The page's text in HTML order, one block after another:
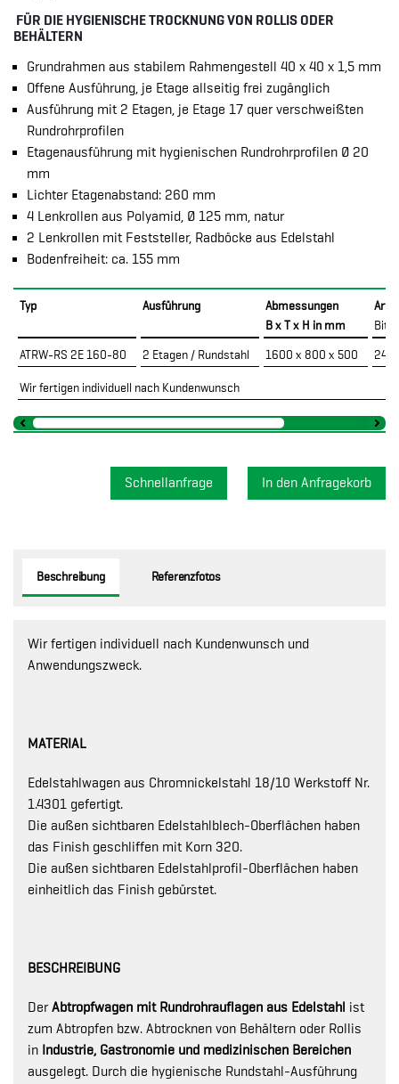
FÜR DIE HYGIENISCHE TROCKNUNG VON ROLLIS ODER
BEHÄLTERN
Grundrahmen aus stabilem Rahmengestell 40 x 40 x 1,5 mm
Offene Ausführung, je Etage allseitig frei zugänglich
Ausführung mit 2 Etagen, je Etage 17 quer verschweißten
Rundrohrprofilen
Etagenausführung mit hygienischen Rundrohrprofilen Ø 20
mm
Lichter Etagenabstand: 260 mm
4 Lenkrollen aus Polyamid, Ø 125 mm, natur
2 Lenkrollen mit Feststeller, Radböcke aus Edelstahl
Bodenfreiheit: ca. 155 mm
Typ Ausführung
Abmessungen
B x T x H in mm
ATRW-RS 2E 160-80 2 Etagen / Rundstahl 1600 x 800 x 500 24-
Wir fertigen individuell nach Kundenwunsch
Schnellanfrage
Beschreibung Referenzfotos
Wir fertigen individuell nach Kundenwunsch und
Anwendungszweck.
MATERIAL
Edelstahlwagen aus Chromnickelstahl 18/10 Werkstoff Nr.
1.4301 gefertigt.
Die außen sichtbaren Edelstahlblech-Oberflächen haben
das Finish geschliffen mit Korn 320.
Die außen sichtbaren Edelstahlprofil-Oberflächen haben
einheitlich das Finish gebürstet.
BESCHREIBUNG
DerAbtropfwagen mit Rundrohrauflagen aus Edelstahl ist
zum Abtropfen bzw. Abtrocknen von Behältern oder Rollis
in Industrie, Gastronomie und medizinischen Bereichen
ausgelegt. Durch die hygienische Rundstahl-Ausführung